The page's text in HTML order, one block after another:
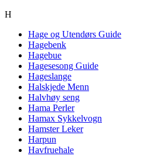
H
Hage og Utendørs Guide
Hagebenk
Hagebue
Hagesesong Guide
Hageslange
Halskjede Menn
Halvhøy seng
Hama Perler
Hamax Sykkelvogn
Hamster Leker
Harpun
Havfruehale